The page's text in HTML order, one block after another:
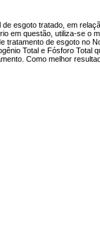
esgoto tratado, em
em questão, utiliza-se o
tratamento de esgoto no
Total e Fósforo
Como melhor